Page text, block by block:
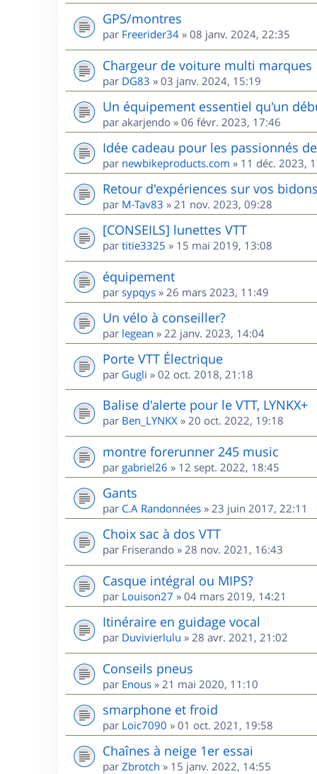
GPS/montres
par Freerider34 » 08 janv. 2024, 22:35
Chargeur de voiture multi marques
par DG83 » 03 janv. 2024, 15:19
Un équipement essentiel qu'un
par akarjendo » 06 févr. 2023, 17:46
Idée cadeau pour les passionnés de
par newbikeproducts.com » 11 déc. 2023,
Retour d'expériences sur vos
par M-Tav83 » 21 nov. 2023, 09:28
[CONSEILS] lunettes VTT
par titie3325 » 15 mai 2019, 13:08
équipement
par sypqys » 26 mars 2023, 11:49
Un vélo à conseiller?
par legean » 22 janv. 2023, 14:04
Porte VTT Électrique
par Gugli » 02 oct. 2018, 21:18
Balise d'alerte pour le VTT, LYNKX+
par Ben_LYNKX » 20 oct. 2022, 19:18
montre forerunner 245 music
par gabriel26 » 12 sept. 2022, 18:45
Gants
par C.A Randonnées » 23 juin 2017, 22:11
Choix sac à dos VTT
par Friserando » 28 nov. 2021, 16:43
Casque intégral ou MIPS?
par Louison27 » 04 mars 2019, 14:21
Itinéraire en guidage vocal
par Duvivierlulu » 28 avr. 2021, 21:02
Conseils pneus
par Enous » 21 mai 2020, 11:10
smarphone et froid
par Loic7090 » 01 oct. 2021, 19:58
Chaînes à neige 1er essai
par Zbrotch » 15 janv. 2022, 14:55